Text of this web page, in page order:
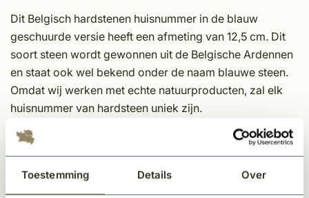
Toestemming Details Over
Dit Belgisch hardstenen huisnummer in de blauw
geschuurde versie heeft een afmeting van 12,5 cm. Dit
soort steen wordt gewonnen uit de Belgische Ardennen
en staat ook wel bekend onder de naam blauwe steen.
Omdat wij werken met echte natuurproducten, zal elk
huisnummer van hardsteen uniek zijn.
Afmeting: 12,5 cm
Dikte: 2 cm
Bevestiging: Standaard geleverd met schroeven met
afstand-houders